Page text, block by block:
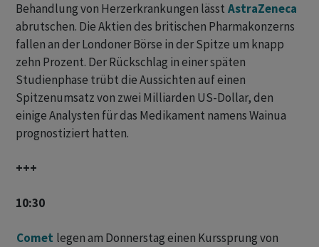
Behandlung ⁠von Herzerkrankungen lässt AstraZeneca
abrutschen. Die Aktien des britischen Pharmakonzerns
‌fallen an der Londoner Börse in ‌der Spitze um knapp ​
zehn Prozent. Der Rückschlag in einer späten
Studienphase trübt die Aussichten auf einen
Spitzenumsatz von zwei Milliarden US-Dollar, den
einige Analysten für das Medikament namens ‌Wainua
prognostiziert hatten.
+++
10:30
Comet legen am Donnerstag einen Kurssprung von